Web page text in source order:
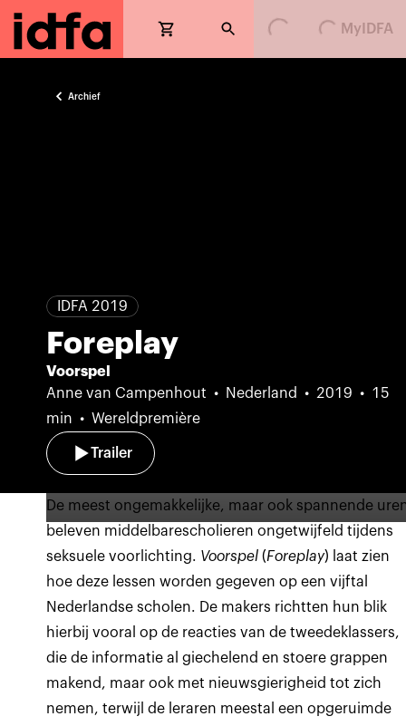
Loading...Loading... MyIDFA
Archief
IDFA 2019
Foreplay
Voorspel
Anne van Campenhout
Nederland 2019
15
min
Wereldpremière
Trailer
De meest ongemakkelijke, maar ook spannende
beleven middelbarescholieren ongetwijfeld tijdens
seksuele voorlichting. Voorspel (Foreplay) laat zien
hoe deze lessen worden gegeven op een vijftal
Nederlandse scholen. De makers richtten hun blik
hierbij vooral op de reacties van de tweedeklassers,
die de informatie al giechelend en stoere grappen
makend, maar ook met nieuwsgierigheid tot zich
nemen, terwijl de leraren meestal een opgeruimde